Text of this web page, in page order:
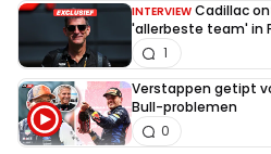
INTERVIEW Cadillac
'allerbeste team' in
1
Verstappen getipt
Bull-problemen
0